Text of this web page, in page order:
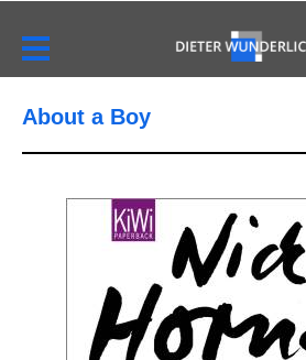
About a Boy